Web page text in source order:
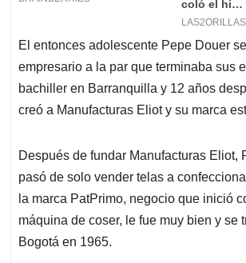
El entonces adolescente Pepe Douer
empresario a la par que terminaba sus
bachiller en Barranquilla y 12 años
creó a Manufacturas Eliot y su marca
Después de fundar Manufacturas Eliot,
pasó de solo vender telas a
la marca PatPrimo, negocio que inició
máquina de coser, le fue muy bien y se
Bogotá en 1965.